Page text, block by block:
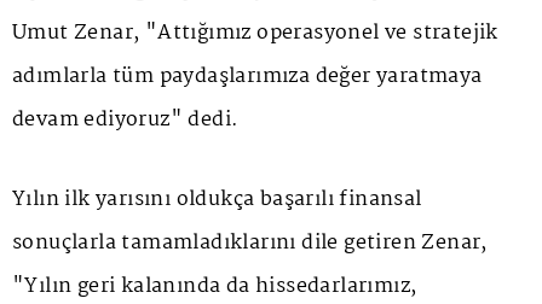
Umut Zenar, "Attığımız operasyonel ve stratejik
adımlarla tüm paydaşlarımıza değer yaratmaya
devam ediyoruz" dedi.
Yılın ilk yarısını oldukça başarılı finansal
sonuçlarla tamamladıklarını dile getiren Zenar,
"Yılın geri kalanında da hissedarlarımız,